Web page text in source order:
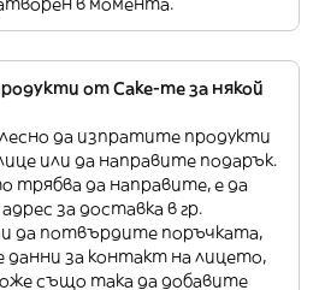
от Cake-me за някой
да изпратите продукти
или да направите подарък.
трябва да направите, е да
за доставка в гр.
да потвърдите поръчката,
за контакт на лицето,
също така да добавите